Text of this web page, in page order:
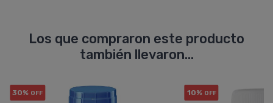
Los que compraron este producto
también llevaron...
30% OFF 10% OFF